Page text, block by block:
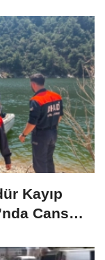
Kayıp
Cansız